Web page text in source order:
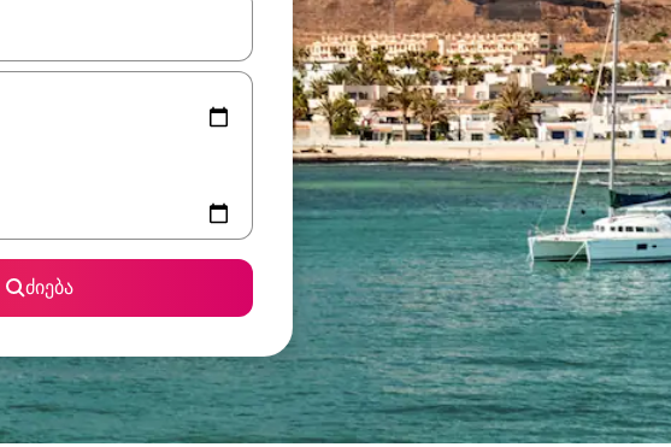
გახდება, ნავიგაციისთვის გამოიყენეთ კლავიშები ზემოთ/ქვემოთ
ძიება